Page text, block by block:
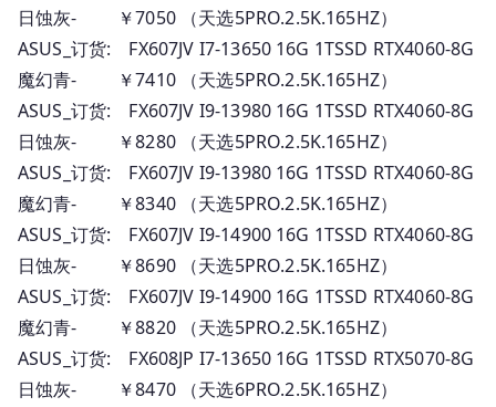
日蚀灰- ￥7050 （天选5PRO.2.5K.165HZ）
ASUS_订货: FX607JV I7-13650 16G 1TSSD RTX4060-8G
魔幻青- ￥7410 （天选5PRO.2.5K.165HZ）
ASUS_订货: FX607JV I9-13980 16G 1TSSD RTX4060-8G
日蚀灰- ￥8280 （天选5PRO.2.5K.165HZ）
ASUS_订货: FX607JV I9-13980 16G 1TSSD RTX4060-8G
魔幻青- ￥8340 （天选5PRO.2.5K.165HZ）
ASUS_订货: FX607JV I9-14900 16G 1TSSD RTX4060-8G
日蚀灰- ￥8690 （天选5PRO.2.5K.165HZ）
ASUS_订货: FX607JV I9-14900 16G 1TSSD RTX4060-8G
魔幻青- ￥8820 （天选5PRO.2.5K.165HZ）
ASUS_订货: FX608JP I7-13650 16G 1TSSD RTX5070-8G
日蚀灰- ￥8470 （天选6PRO.2.5K.165HZ）